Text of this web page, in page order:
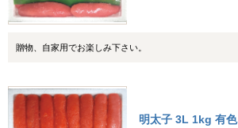
贈物、自家用でお楽しみ下さい。
明太子 3L 1kg 有色